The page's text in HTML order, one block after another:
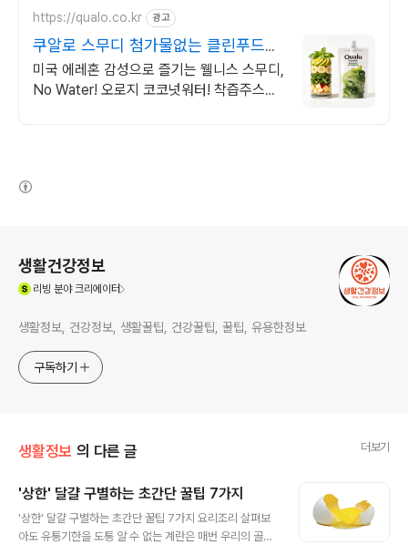
https://qualo.co.kr 광고
쿠알로 스무디 첨가물없는 클린푸드로
맛있게
미국 에레혼 감성으로 즐기는 웰니스 스무디,
No Water! 오로지 코코넛워터! 착즙주스가
생활건강정보
리빙 분야 크리에이터
생활정보, 건강정보, 생활꿀팁, 건강꿀팁, 꿀팁, 유용한정보
구독하기
생활정보 의 다른 글 더보기
'상한' 달걀 구별하는 초간단 꿀팁 7가지
'상한' 달걀 구별하는 초간단 꿀팁 7가지 요리조리 살펴보
아도 유통기한을 도통 알 수 없는 계란은 매번 우리의 골치